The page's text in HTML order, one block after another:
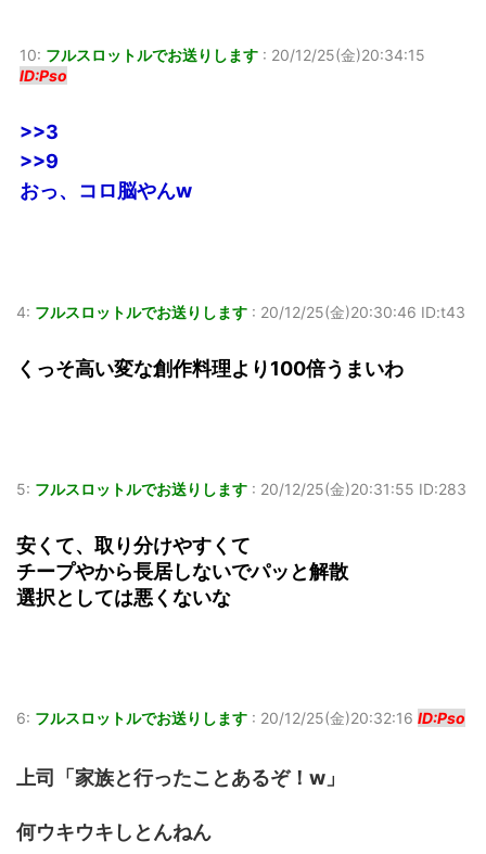
10: フルスロットルでお送りします : 20/12/25(金)20:34:15
ID:Pso
>>3
>>9
おっ、コロ脳やんw
4: フルスロットルでお送りします : 20/12/25(金)20:30:46 ID:t43
くっそ高い変な創作料理より100倍うまいわ
5: フルスロットルでお送りします : 20/12/25(金)20:31:55 ID:283
安くて、取り分けやすくて
チープやから長居しないでパッと解散
選択としては悪くないな
6: フルスロットルでお送りします : 20/12/25(金)20:32:16 ID:Pso
上司「家族と行ったことあるぞ！w」
何ウキウキしとんねん